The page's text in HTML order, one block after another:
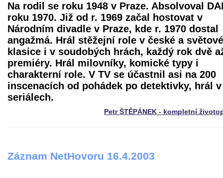
Na rodil se roku 1948 v Praze. Absolvoval
roku 1970. Již od r. 1969 začal hostovat v
Národním divadle v Praze, kde r. 1970 dostal
angažmá. Hrál stěžejní role v české a světové
klasice i v soudobých hrách, každý rok dvě
premiéry. Hrál milovníky, komické typy i
charakterní role. V TV se účastnil asi na 200
inscenacích od pohádek po detektivky, hrál v
seriálech.
Petr ŠTĚPÁNEK - kompletní
Záznam NetHovoru 16.4.2003